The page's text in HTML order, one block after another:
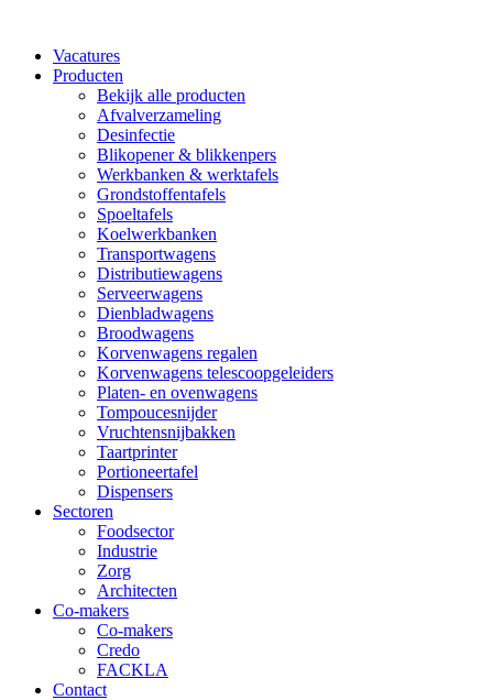
Vacatures
Producten
Bekijk alle producten
Afvalverzameling
Desinfectie
Blikopener & blikkenpers
Werkbanken & werktafels
Grondstoffentafels
Spoeltafels
Koelwerkbanken
Transportwagens
Distributiewagens
Serveerwagens
Dienbladwagens
Broodwagens
Korvenwagens regalen
Korvenwagens telescoopgeleiders
Platen- en ovenwagens
Tompoucesnijder
Vruchtensnijbakken
Taartprinter
Portioneertafel
Dispensers
Sectoren
Foodsector
Industrie
Zorg
Architecten
Co-makers
Co-makers
Credo
FACKLA
Contact